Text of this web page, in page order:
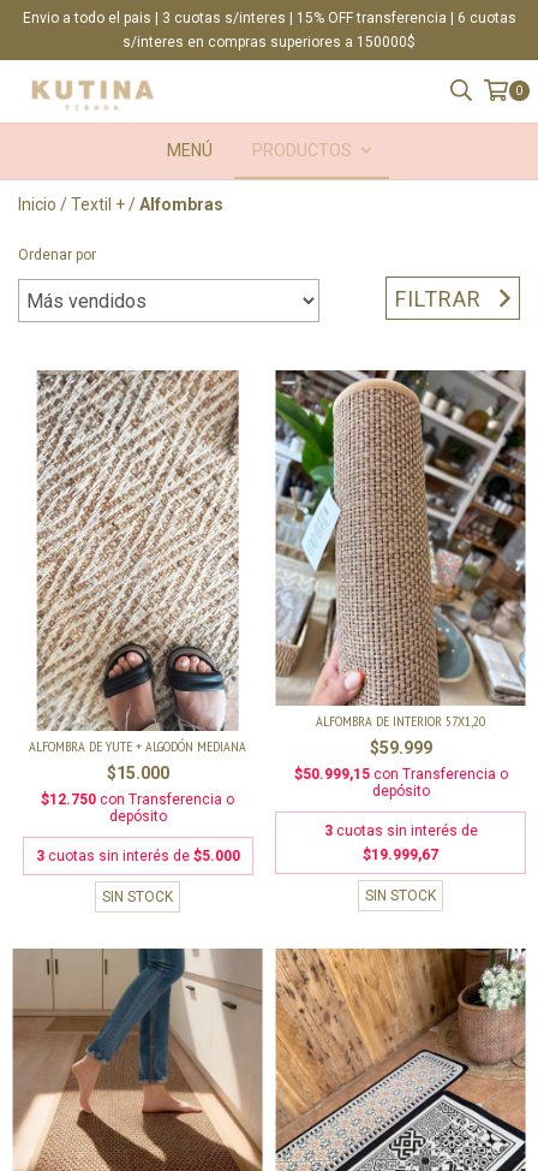
Envio a todo el pais | 3 cuotas s/interes | 15% OFF transferencia | 6 cuotas
s/interes en compras superiores a 150000$
0
MENÚ PRODUCTOS
Inicio /Textil +/Alfombras
Ordenar por
FILTRAR
ALFOMBRA DE YUTE + ALGODÓN MEDIANA
$15.000
$12.750 con Transferencia o
depósito
3 cuotas sin interés de $5.000
SIN STOCK
ALFOMBRA DE INTERIOR 57X1,20
$59.999
$50.999,15 con Transferencia o
depósito
3 cuotas sin interés de
$19.999,67
SIN STOCK